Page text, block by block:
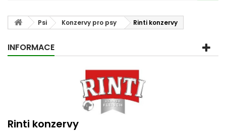
Psi Konzervy pro psy Rinti konzervy
INFORMACE
Rinti konzervy